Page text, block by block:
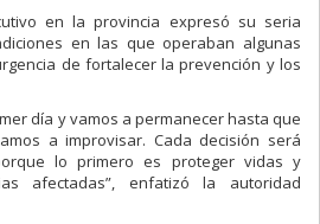
en la provincia expresó su seria
en las que operaban algunas
de fortalecer la prevención y los
día y vamos a permanecer hasta que
a improvisar. Cada decisión será
lo primero es proteger vidas y
afectadas”, enfatizó la autoridad